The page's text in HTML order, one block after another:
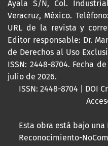
Ayala S/N, Col.
Veracruz, México.
URL de la revista y
Editor responsable: Dr.
de Derechos al Uso
ISSN: 2448-8704. Fecha
julio de 2026.
ISSN: 2448-8704 | DOI
Esta obra está bajo una
Reconocimiento-